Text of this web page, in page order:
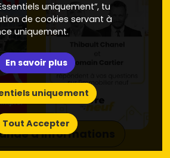
d'informations
uniquement”, tu
de cookies servant à
uniquement.
En savoir plus
uniquement
Tout Accepter